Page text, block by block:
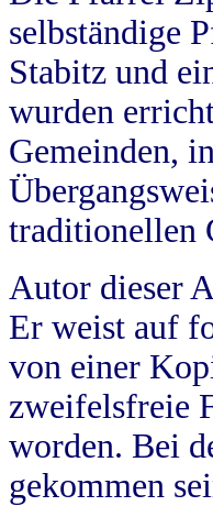
selbständige
Stabitz und
wurden
Gemeinden,
traditionellen
Autor dieser
Er weist auf
von einer
zweifelsfreie
worden. Bei
gekommen